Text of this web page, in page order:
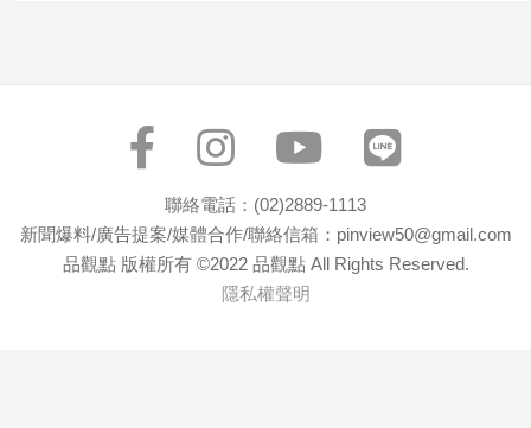
作
聯絡電話：(02)2889-1113
新聞爆料/廣告提案/媒體合作/聯絡信箱：pinview50@gmail.com
品觀點 版權所有 ©2022 品觀點 All Rights Reserved.
隱私權聲明